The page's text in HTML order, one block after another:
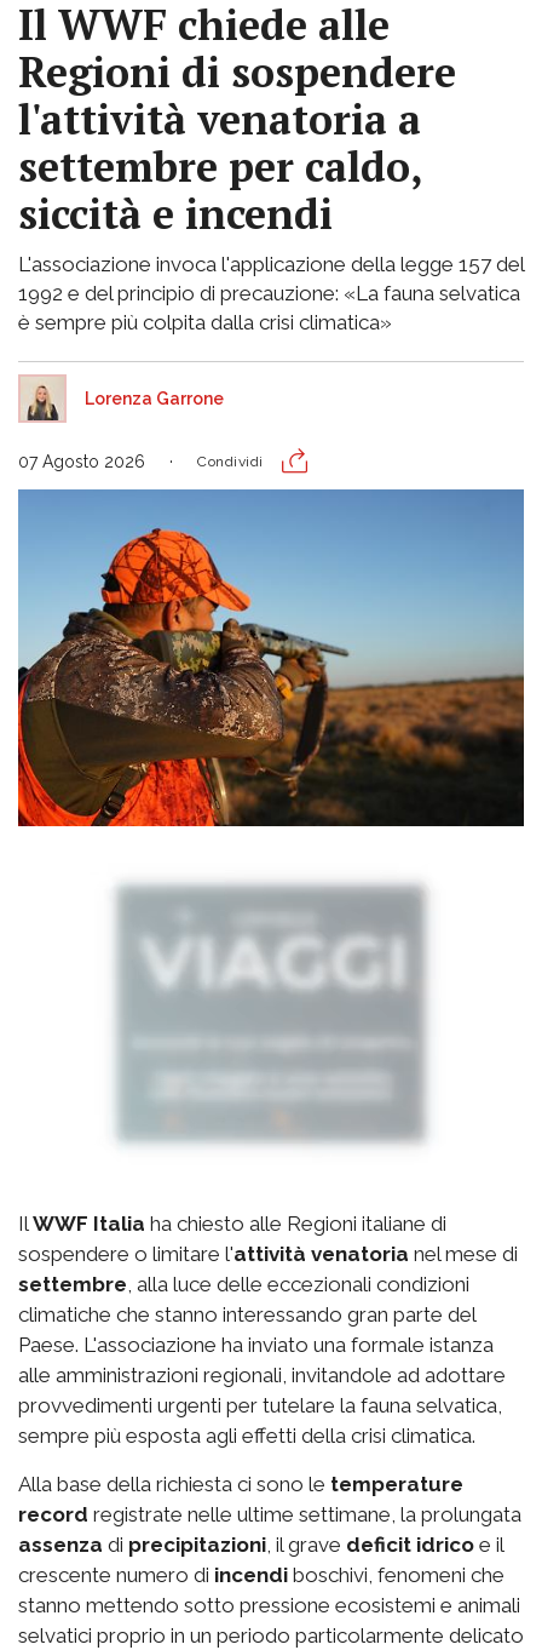
Il WWF chiede alle
Regioni di sospendere
l'attività venatoria a
settembre per caldo,
siccità e incendi
L'associazione invoca l'applicazione della legge 157 del
1992 e del principio di precauzione: «La fauna selvatica
è sempre più colpita dalla crisi climatica»
Lorenza Garrone
07 Agosto 2026 Condividi
IlWWF Italia ha chiesto alle Regioni italiane di
sospendere o limitare l'attività venatoria nel mese di
settembre, alla luce delle eccezionali condizioni
climatiche che stanno interessando gran parte del
Paese. L'associazione ha inviato una formale istanza
alle amministrazioni regionali, invitandole ad adottare
provvedimenti urgenti per tutelare la fauna selvatica,
sempre più esposta agli effetti della crisi climatica.
Alla base della richiesta ci sono le temperature
record registrate nelle ultime settimane, la prolungata
assenza di precipitazioni, il grave deficit idrico e il
crescente numero di incendi boschivi, fenomeni che
stanno mettendo sotto pressione ecosistemi e animali
selvatici proprio in un periodo particolarmente delicato